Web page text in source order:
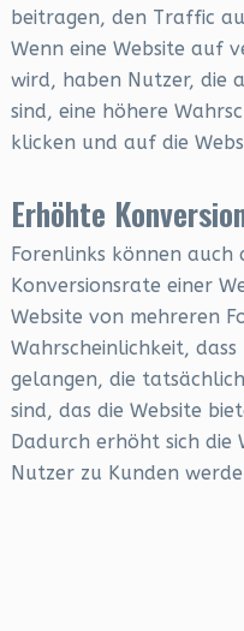
beitragen, den Traffic
Wenn eine Website auf
wird, haben Nutzer, die
sind, eine höhere
klicken und auf die
Erhöhte
Forenlinks können auch
Konversionsrate einer
Website von mehreren
Wahrscheinlichkeit,
gelangen, die
sind, das die Website
Dadurch erhöht sich die
Nutzer zu Kunden